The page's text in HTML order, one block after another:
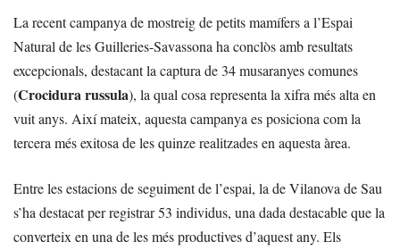
La recent campanya de mostreig de petits mamífers a l’Espai
Natural de les Guilleries-Savassona ha conclòs amb resultats
excepcionals, destacant la captura de 34 musaranyes comunes
(Crocidura russula), la qual cosa representa la xifra més alta en
vuit anys. Així mateix, aquesta campanya es posiciona com la
tercera més exitosa de les quinze realitzades en aquesta àrea.
Entre les estacions de seguiment de l’espai, la de Vilanova de Sau
s’ha destacat per registrar 53 individus, una dada destacable que la
converteix en una de les més productives d’aquest any. Els